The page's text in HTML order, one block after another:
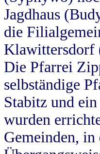
Jagdhaus
die
Klawittersdorf
Die Pfarrei
selbständige
Stabitz und
wurden
Gemeinden, in